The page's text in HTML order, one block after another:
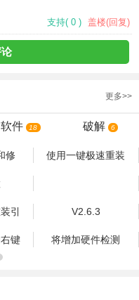
支持( 0 ) 盖楼(回复)
更多>>
软件 18 破解 6
修 使用一键极速重装
引 V2.6.3
键 将增加硬件检测